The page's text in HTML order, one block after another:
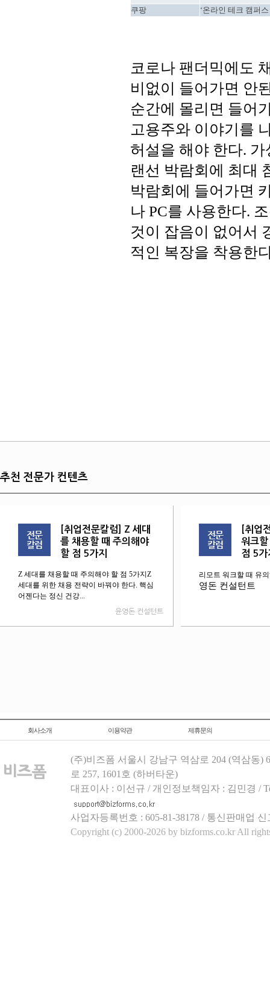
쿠팡
‘온라인 테크 캠퍼
코로나 팬더믹에도
비없이 들어가면 안
순간에 몰리면 들어
고용주와 이야기를
허설을 해야 한다.
랜선 박람회에 최대
박람회에 들어가면
나 PC를 사용한다.
것이 잡음이 없어서
적인 복장을 착용한
추천 전문가 컨텐츠
[취업전문칼럼] Z 세대
를 채용할 때 주의해야
할 점 5가지
Z 세대를 채용할 때 주의해야 할 점 5가지Z
세대를 위한 채용 전략이 바꿔야 한다. 핵심
어젠다는 정신 건강...
윤영돈 컨설턴트
[취업
워크할
점 5가
리모트 워크할 때 유
영돈 컨설턴트
회사소개 이용약관 제휴문의
(주)비즈폼 서울시 강남구 역삼로 204 (역삼동)
로 257, 1601호 (하버타운)
대표이사 : 이선규 / 개인정보책임자 : 김민경 /
사업자등록번호 : 605-81-38178 / 통신판매업
Copyright (c) 2000-2026 by bizforms.co.kr All